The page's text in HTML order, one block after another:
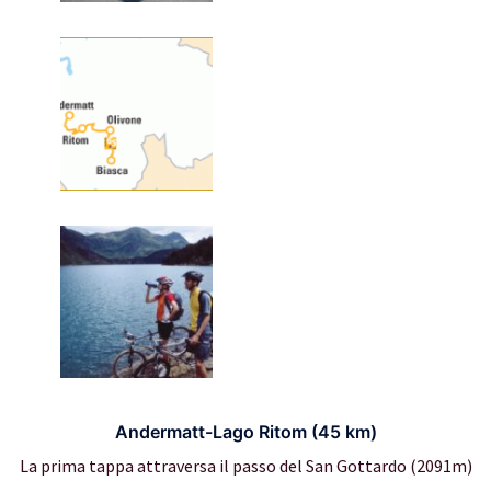
Andermatt-Lago Ritom (45 km)
La prima tappa attraversa il passo del San Gottardo (2091m)